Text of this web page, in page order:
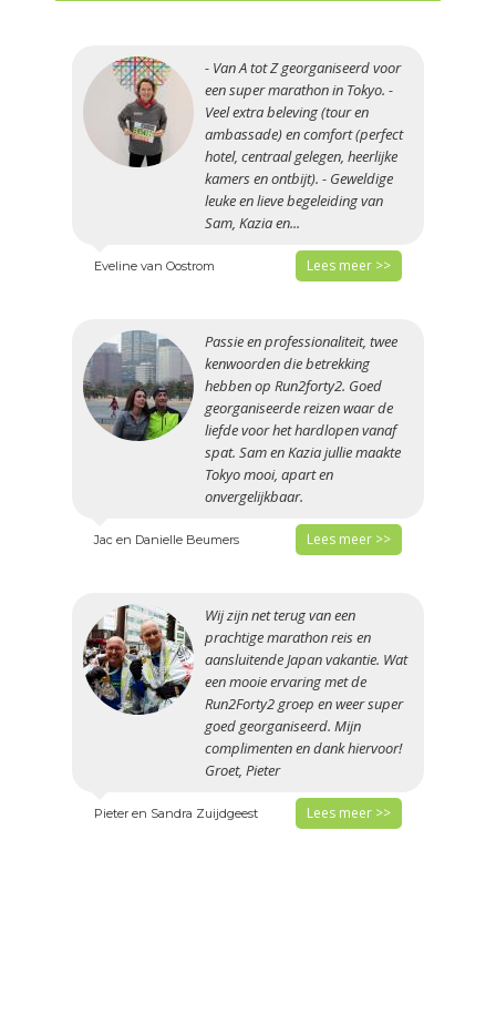
- Van A tot Z georganiseerd voor
een super marathon in Tokyo. -
Veel extra beleving (tour en
ambassade) en comfort (perfect
hotel, centraal gelegen, heerlijke
kamers en ontbijt). - Geweldige
leuke en lieve begeleiding van
Sam, Kazia en...
Lees meer >>
Eveline van Oostrom
Passie en professionaliteit, twee
kenwoorden die betrekking
hebben op Run2forty2. Goed
georganiseerde reizen waar de
liefde voor het hardlopen vanaf
spat. Sam en Kazia jullie maakte
Tokyo mooi, apart en
onvergelijkbaar.
Lees meer >>
Jac en Danielle Beumers
Wij zijn net terug van een
prachtige marathon reis en
aansluitende Japan vakantie. Wat
een mooie ervaring met de
Run2Forty2 groep en weer super
goed georganiseerd. Mijn
complimenten en dank hiervoor!
Groet, Pieter
Lees meer >>
Pieter en Sandra Zuijdgeest